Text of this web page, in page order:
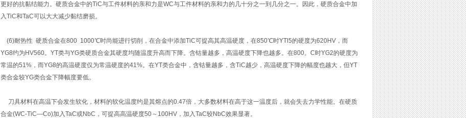
更好的抗黏结能力。硬质合金中的TiC与工件材料的亲和力是WC与工件材料的亲和力的几十分之一到几分之一。因此，硬质合金中加
入TiC和TaC可以大大减少黏结磨损。
(6)耐热性 硬质合金在800 1000℃时尚能进行切削，在合金中添加TiC可提高其高温硬度，在850℃时YTl5的硬度为620HV，而
YG8约为HV560。YT类与YG类硬质合金其硬度均随温度升高而下降。含钴量越多，高温硬度下降也越多。在800。C时YG2的硬度为
常温的51%，而YG8的高温硬度仅为常温硬度的41%。在YT类合金中，含钴量越多，含TiC越少，高温硬度下降的幅度也越大，但YT
类合金较YG类合金下降幅度要低。
刀具材料在高温下会发生软化，材料的软化温度约是其熔点的0.47倍，大多数材料在高于这一温度后，就会失去力学性能。在硬质
合金(WC-TiC—Co)加入TaC或NbC，可提高高温硬度50～100HV，加入TaC较NbC效果显著。